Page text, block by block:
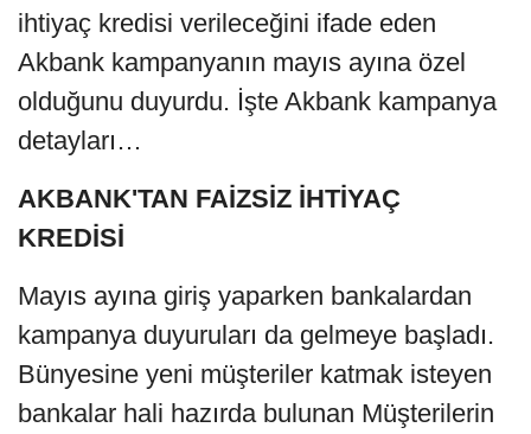
ihtiyaç kredisi verileceğini ifade eden
Akbank kampanyanın mayıs ayına özel
olduğunu duyurdu. İşte Akbank kampanya
detayları…
AKBANK'TAN FAİZSİZ İHTİYAÇ
KREDİSİ
Mayıs ayına giriş yaparken bankalardan
kampanya duyuruları da gelmeye başladı.
Bünyesine yeni müşteriler katmak isteyen
bankalar hali hazırda bulunan Müşterilerin